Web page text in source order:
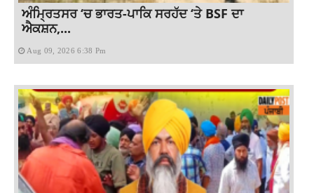
ਅੰਮ੍ਰਿਤਸਰ ‘ਚ ਭਾਰਤ-ਪਾਕਿ ਸਰਹੱਦ ‘ਤੇ BSF ਦਾ
ਐਕਸ਼ਨ,...
Aug 09, 2026 6:38 Pm